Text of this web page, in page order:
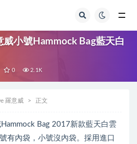
小號Hammock Bag藍天白
0 2.1K
羅意威 正文
Bag 2017新款藍天白雲
有內袋，小號沒內袋。採用進口